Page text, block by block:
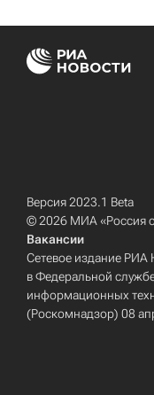
Версия 2023.1 Beta
© 2026 МИА «Россия
Вакансии
Сетевое издание РИА
в Федеральной
информационных
(Роскомнадзор) 08